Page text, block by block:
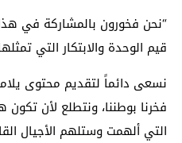
“نحن فخورون بالمشاركة في
قيم الوحدة والابتكار التي
نسعى دائماً لتقديم محتوى
فخرنا بوطننا، ونتطلع لأن
التي ألهمت وستلهم الأجيال